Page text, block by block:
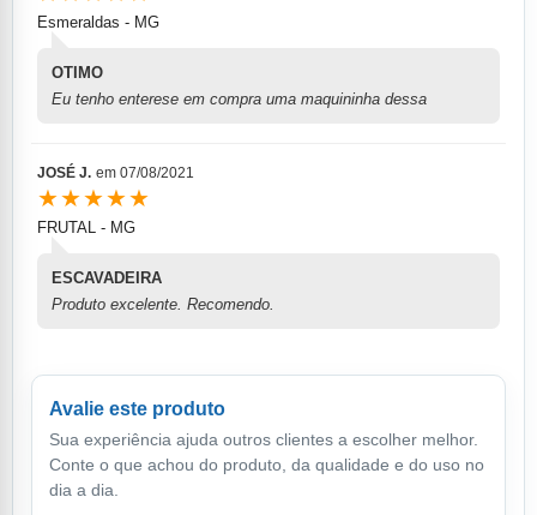
Esmeraldas - MG
OTIMO
Eu tenho enterese em compra uma maquininha dessa
JOSÉ J. em 07/08/2021
★★★★★
FRUTAL - MG
ESCAVADEIRA
Produto excelente. Recomendo.
Avalie este produto
Sua experiência ajuda outros clientes a escolher melhor.
Conte o que achou do produto, da qualidade e do uso no
dia a dia.